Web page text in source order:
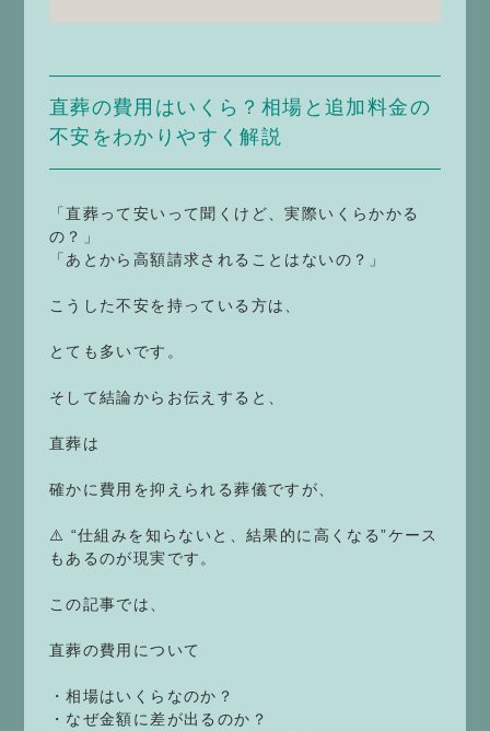
直葬の費用はいくら？相場と追加料金の
不安をわかりやすく解説
「直葬って安いって聞くけど、実際いくらかかる
の？」
「あとから高額請求されることはないの？」
こうした不安を持っている方は、
とても多いです。
そして結論からお伝えすると、
直葬は
確かに費用を抑えられる葬儀ですが、
⚠️ “仕組みを知らないと、結果的に高くなる”ケース
もあるのが現実です。
この記事では、
直葬の費用について
・相場はいくらなのか？
・なぜ金額に差が出るのか？